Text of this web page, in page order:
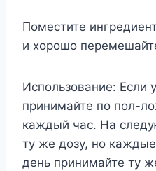
Поместите
и хорошо
Использование: Если
принимайте по пол-
каждый час. На
ту же дозу, но
день принимайте ту